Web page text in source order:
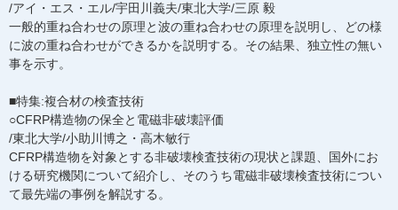
/アイ・エス・エル/宇田川義夫/東北大学/三原 毅
一般的重ね合わせの原理と波の重ね合わせの原理を説明し、どの様
に波の重ね合わせができるかを説明する。その結果、独立性の無い
事を示す。
■特集:複合材の検査技術
○CFRP構造物の保全と電磁非破壊評価
/東北大学/小助川博之・高木敏行
CFRP構造物を対象とする非破壊検査技術の現状と課題、国外にお
ける研究機関について紹介し、そのうち電磁非破壊検査技術につい
て最先端の事例を解説する。